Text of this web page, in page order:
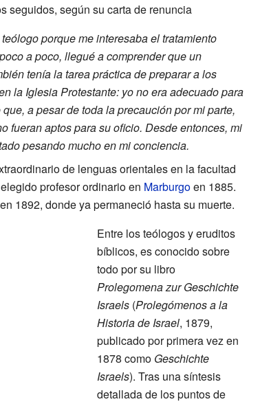
seguidos, según su carta de renuncia
porque me interesaba el tratamiento
a poco, llegué a comprender que un
tenía la tarea práctica de preparar a los
la Iglesia Protestante: yo no era adecuado para
a pesar de toda la precaución por mi parte,
fueran aptos para su oficio. Desde entonces, mi
pesando mucho en mi conciencia.
de lenguas orientales en la facultad
profesor ordinario en Marburgoen 1885.
1892, donde ya permaneció hasta su muerte.
Entre los teólogos y eruditos
bíblicos, es conocido sobre
todo por su libro
Prolegomena zur Geschichte
Israels(Prolegómenos a la
Historia de Israel, 1879,
publicado por primera vez en
1878 como Geschichte
Israels). Tras una síntesis
detallada de los puntos de